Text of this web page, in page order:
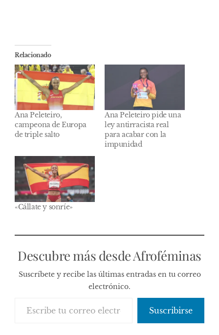
Relacionado
Ana Peleteiro,
campeona de Europa
de triple salto
Ana Peleteiro pide una
ley antirracista real
para acabar con la
impunidad
«Cállate y sonríe»
Descubre más desde Afroféminas
Suscríbete y recibe las últimas entradas en tu correo
electrónico.
Suscribirse